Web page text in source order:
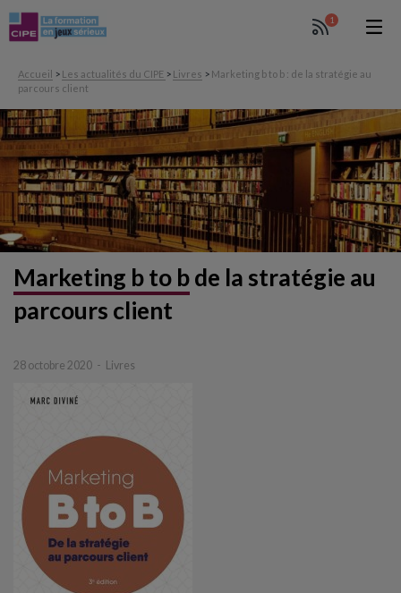
1
Accueil > Les actualités du CIPE > Livres > Marketing b to b : de la stratégie au
parcours client
Marketing b to bde la stratégie au
parcours client
28 octobre 2020 Livres